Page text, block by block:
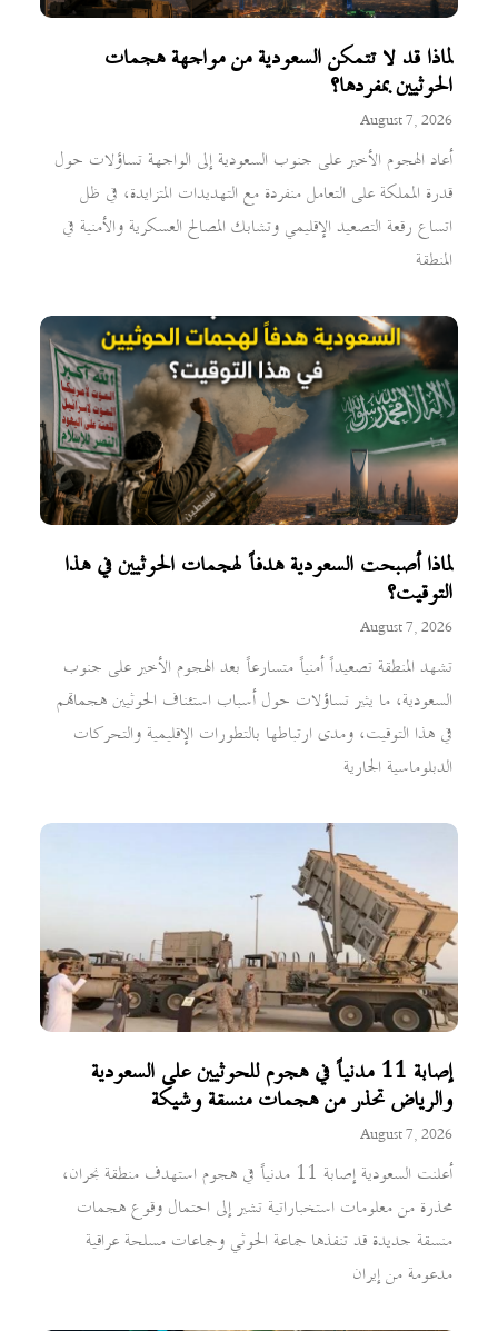
لماذا قد لا تتمكن السعودية من مواجهة هجمات
الحوثيين بمفردها؟
August 7, 2026
أعاد الهجوم الأخير على جنوب السعودية إلى الواجهة تساؤلات حول
قدرة المملكة على التعامل منفردة مع التهديدات المتزايدة، في ظل
اتساع رقعة التصعيد الإقليمي وتشابك المصالح العسكرية والأمنية في
المنطقة
لماذا أصبحت السعودية هدفاً لهجمات الحوثيين في هذا
التوقيت؟
August 7, 2026
تشهد المنطقة تصعيداً أمنياً متسارعاً بعد الهجوم الأخير على جنوب
السعودية، ما يثير تساؤلات حول أسباب استئناف الحوثيين هجماتهم
في هذا التوقيت، ومدى ارتباطها بالتطورات الإقليمية والتحركات
الدبلوماسية الجارية
إصابة 11 مدنياً في هجوم للحوثيين على السعودية
والرياض تحذر من هجمات منسقة وشيكة
August 7, 2026
أعلنت السعودية إصابة 11 مدنياً في هجوم استهدف منطقة نجران،
محذرة من معلومات استخباراتية تشير إلى احتمال وقوع هجمات
منسقة جديدة قد تنفذها جماعة الحوثي وجماعات مسلحة عراقية
مدعومة من إيران